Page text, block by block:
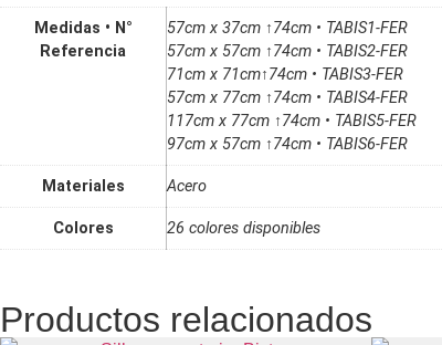
Medidas • N°
Referencia
57cm x 37cm ↑74cm • TABIS1-FER
57cm x 57cm ↑74cm • TABIS2-FER
71cm x 71cm↑74cm • TABIS3-FER
57cm x 77cm ↑74cm • TABIS4-FER
117cm x 77cm ↑74cm • TABIS5-FER
97cm x 57cm ↑74cm • TABIS6-FER
Materiales Acero
Colores 26 colores disponibles
Productos relacionados